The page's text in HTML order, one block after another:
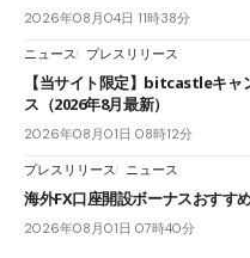
2026年08月04日 11時38分
ニュース プレスリリース
【当サイト限定】bitcastleキャ
ス（2026年8月最新）
2026年08月01日 08時12分
プレスリリース ニュース
海外FX口座開設ボーナスおすす
2026年08月01日 07時40分